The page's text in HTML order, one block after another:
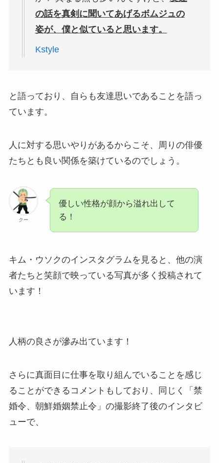
の話を真剣に聞いてあげるボムジュの
姿が、僕と似ていると思います。
Kstyle
と語っており、自らも友達思いであることを語っ
ています。
人に対する思いやりがあるからこそ、周りの俳優
たちとも良い関係を築けているのでしょう。
クー
優しい性格が顔から溢れ出して
る！
キム・ウソクのインスタグラムを見ると、他の演
者たちと笑顔で映っている写真が多く投稿されて
います！
人柄の良さが滲み出ています！
さらに真面目に仕事を取り組んでいることを感じ
ることができるコメントもしており、同じく「禁
婚令、朝鮮婚姻禁止令」の撮影終了後のインタビ
ューで、